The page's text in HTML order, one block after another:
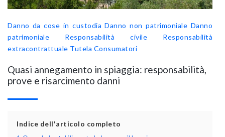
Danno da cose in custodia Danno non patrimoniale Danno
patrimoniale
Responsabilità civile
Responsabilità
extracontrattuale Tutela Consumatori
Quasi annegamento in spiaggia: responsabilità,
prove e risarcimento danni
Indice dell'articolo completo